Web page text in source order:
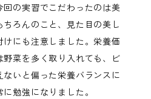
回の実習でこだわったのは美
ろんのこと、見た目の美し
にも注意しました。栄養価
菜を多く取り入れても、ビ
いと偏った栄養バランスに
勉強になりました。